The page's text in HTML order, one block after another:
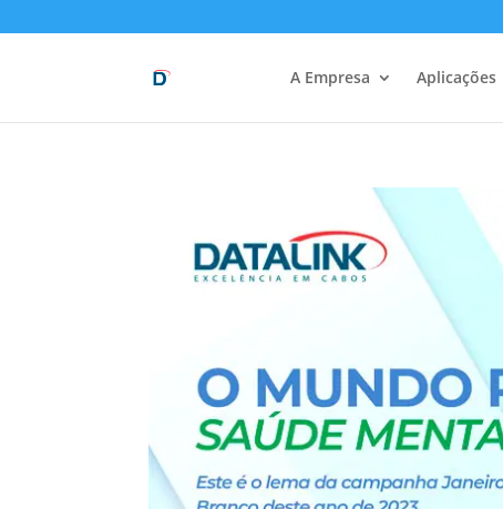
A Empresa Aplicações